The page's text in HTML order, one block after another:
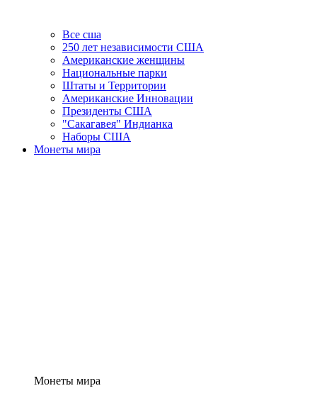
Все сша
250 лет независимости США
Американские женщины
Национальные парки
Штаты и Территории
Американские Инновации
Президенты США
"Сакагавея" Индианка
Наборы США
Монеты мира
Монеты мира